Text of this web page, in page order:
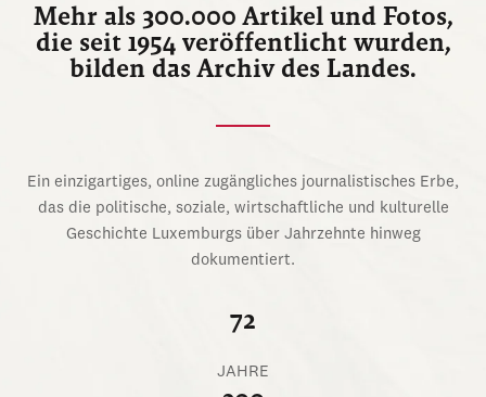
Mehr als 300.000 Artikel und Fotos,
die seit 1954 veröffentlicht wurden,
bilden das Archiv des Landes.
Ein einzigartiges, online zugängliches journalistisches Erbe,
das die politische, soziale, wirtschaftliche und kulturelle
Geschichte Luxemburgs über Jahrzehnte hinweg
dokumentiert.
72
JAHRE